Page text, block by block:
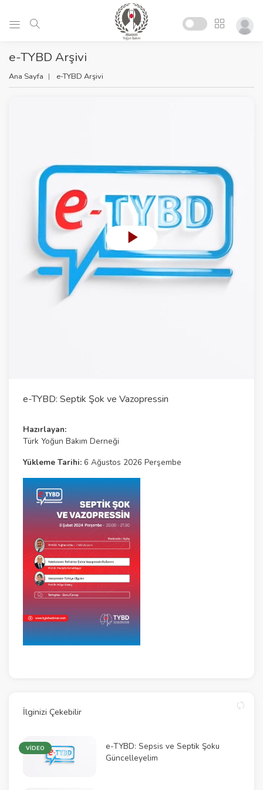
e-TYBD Arşivi
Ana Sayfa e-TYBD Arşivi
P
l
a
e
e-TYBD: Septik Şok ve Vazopressin
Hazırlayan:
Türk Yoğun Bakım Derneği
Yükleme Tarihi: 6 Ağustos 2026 Perşembe
İlginizi Çekebilir
VİDEO
e-TYBD: Sepsis ve Septik Şoku
Güncelleyelim